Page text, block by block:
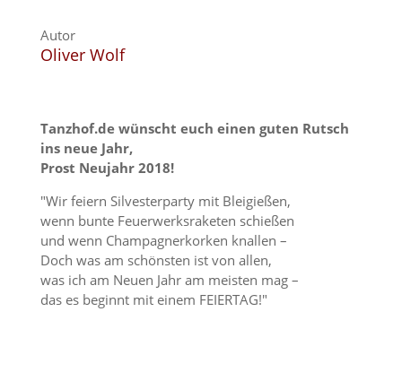
Autor
Oliver Wolf
Tanzhof.de wünscht euch einen guten Rutsch
ins neue Jahr,
Prost Neujahr 2018!
"Wir feiern Silvesterparty mit Bleigießen,
wenn bunte Feuerwerksraketen schießen
und wenn Champagnerkorken knallen –
Doch was am schönsten ist von allen,
was ich am Neuen Jahr am meisten mag –
das es beginnt mit einem FEIERTAG!"